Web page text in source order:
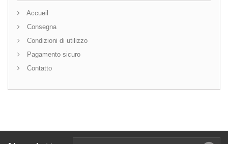
Accueil
Consegna
Condizioni di utilizzo
Pagamento sicuro
Contatto